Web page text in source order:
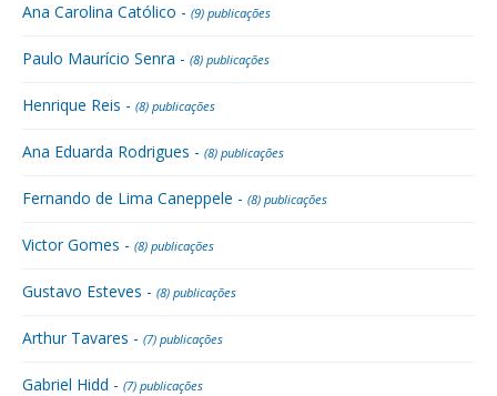
Ana Carolina Católico - (9) publicações
Paulo Maurício Senra - (8) publicações
Henrique Reis - (8) publicações
Ana Eduarda Rodrigues - (8) publicações
Fernando de Lima Caneppele - (8) publicações
Victor Gomes - (8) publicações
Gustavo Esteves - (8) publicações
Arthur Tavares - (7) publicações
Gabriel Hidd - (7) publicações